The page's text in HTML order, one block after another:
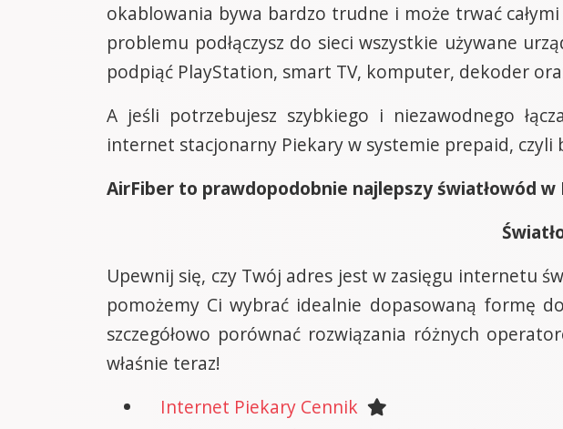
okablowania bywa bardzo trudne i może trwać
problemu podłączysz do sieci wszystkie używane
podpiąć PlayStation, smart TV, komputer, dekoder
A jeśli potrzebujesz szybkiego i niezawodnego
internet stacjonarny Piekary w systemie prepaid, czyli
AirFiber to prawdopodobnie najlepszy światłowód w
Upewnij się, czy Twój adres jest w zasięgu internetu
pomożemy Ci wybrać idealnie dopasowaną formę
szczegółowo porównać rozwiązania różnych
właśnie teraz!
Internet Piekary Cennik